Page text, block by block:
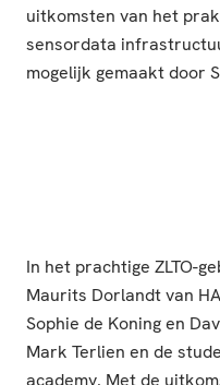
uitkomsten van het
sensordata
mogelijk gemaakt door
In het prachtige ZLTO-
Maurits Dorlandt van
Sophie de Koning en
Mark Terlien en de
academy. Met de